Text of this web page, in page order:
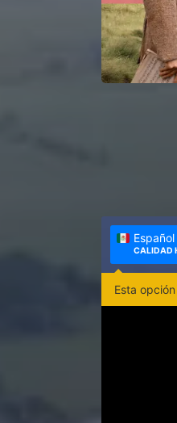
CALIDAD
Esta